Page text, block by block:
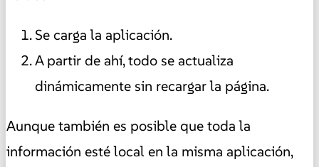
Se carga la aplicación.
A partir de ahí, todo se actualiza
dinámicamente sin recargar la página.
Aunque también es posible que toda la
información esté local en la misma aplicación,